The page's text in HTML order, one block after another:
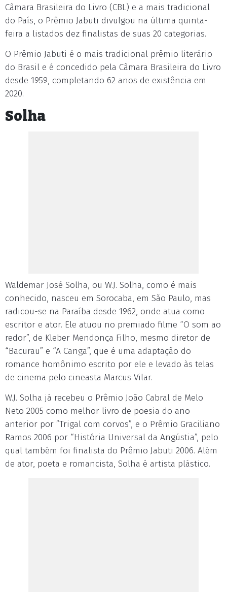
Câmara Brasileira do Livro (CBL) e a mais tradicional
do País, o Prêmio Jabuti divulgou na última quinta-
feira a listados dez finalistas de suas 20 categorias.
O Prêmio Jabuti é o mais tradicional prêmio literário
do Brasil e é concedido pela Câmara Brasileira do Livro
desde 1959, completando 62 anos de existência em
2020.
Solha
Waldemar José Solha, ou W.J. Solha, como é mais
conhecido, nasceu em Sorocaba, em São Paulo, mas
radicou-se na Paraíba desde 1962, onde atua como
escritor e ator. Ele atuou no premiado filme “O som ao
redor”, de Kleber Mendonça Filho, mesmo diretor de
“Bacurau” e “A Canga”, que é uma adaptação do
romance homônimo escrito por ele e levado às telas
de cinema pelo cineasta Marcus Vilar.
W.J. Solha já recebeu o Prêmio João Cabral de Melo
Neto 2005 como melhor livro de poesia do ano
anterior por ”Trigal com corvos”, e o Prêmio Graciliano
Ramos 2006 por “História Universal da Angústia”, pelo
qual também foi finalista do Prêmio Jabuti 2006. Além
de ator, poeta e romancista, Solha é artista plástico.